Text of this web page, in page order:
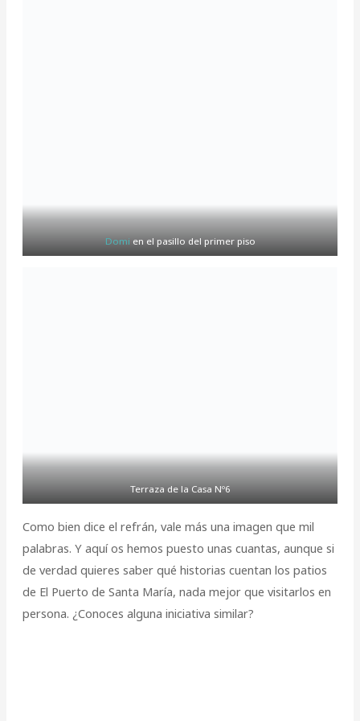
Domi en el pasillo del primer piso
Terraza de la Casa Nº6
Como bien dice el refrán, vale más una imagen que mil
palabras. Y aquí os hemos puesto unas cuantas, aunque si
de verdad quieres saber qué historias cuentan los patios
de El Puerto de Santa María, nada mejor que visitarlos en
persona. ¿Conoces alguna iniciativa similar?